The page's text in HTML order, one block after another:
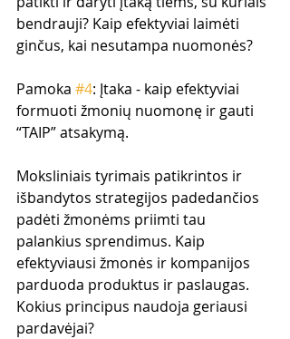
bendrauji? Kaip efektyviai laimėti
ginčus, kai nesutampa nuomonės?
Pamoka #4: Įtaka - kaip efektyviai
formuoti žmonių nuomonę ir gauti
“TAIP” atsakymą.
Moksliniais tyrimais patikrintos ir
išbandytos strategijos padedančios
padėti žmonėms priimti tau
palankius sprendimus. Kaip
efektyviausi žmonės ir kompanijos
parduoda produktus ir paslaugas.
Kokius principus naudoja geriausi
pardavėjai?